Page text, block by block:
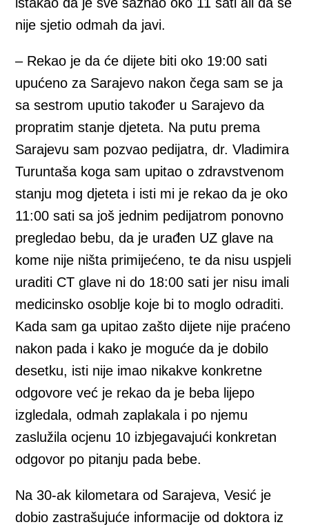
nije sjetio odmah da javi.
– Rekao je da će dijete biti oko 19:00 sati
upućeno za Sarajevo nakon čega sam se ja
sa sestrom uputio također u Sarajevo da
propratim stanje djeteta. Na putu prema
Sarajevu sam pozvao pedijatra, dr. Vladimira
Turuntaša koga sam upitao o zdravstvenom
stanju mog djeteta i isti mi je rekao da je oko
11:00 sati sa još jednim pedijatrom ponovno
pregledao bebu, da je urađen UZ glave na
kome nije ništa primijećeno, te da nisu uspjeli
uraditi CT glave ni do 18:00 sati jer nisu imali
medicinsko osoblje koje bi to moglo odraditi.
Kada sam ga upitao zašto dijete nije praćeno
nakon pada i kako je moguće da je dobilo
desetku, isti nije imao nikakve konkretne
odgovore već je rekao da je beba lijepo
izgledala, odmah zaplakala i po njemu
zaslužila ocjenu 10 izbjegavajući konkretan
odgovor po pitanju pada bebe.
Na 30-ak kilometara od Sarajeva, Vesić je
dobio zastrašujuće informacije od doktora iz